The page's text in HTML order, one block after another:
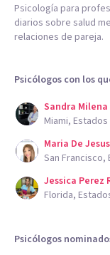
Psicología para
diarios sobre salud
relaciones de pareja.
Psicólogos con los
Sandra
Miami,
Maria De
San Francisco,
Jessica Perez
Florida,
Psicólogos